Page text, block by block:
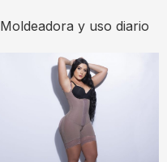
Moldeadora y uso diario